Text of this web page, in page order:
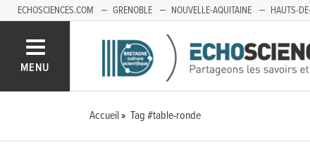
ECHOSCIENCES.COM GRENOBLE NOUVELLE-AQUITAINE HAUTS-
MENU
Accueil Tag #table-ronde